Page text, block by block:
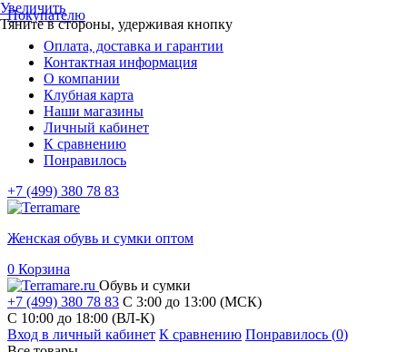
Покупателю
Оплата, доставка и гарантии
Контактная информация
О компании
Клубная карта
Наши магазины
Личный кабинет
К сравнению
Понравилось
+7 (499) 380 78 83
Женская обувь и сумки оптом
0 Корзина
Обувь и сумки
+7 (499) 380 78 83 С 3:00 до 13:00 (МСК)
C 10:00 до 18:00 (ВЛ-К)
Вход в личный кабинет К сравнению Понравилось (0)
Увеличить
Тяните в стороны, удерживая кнопку